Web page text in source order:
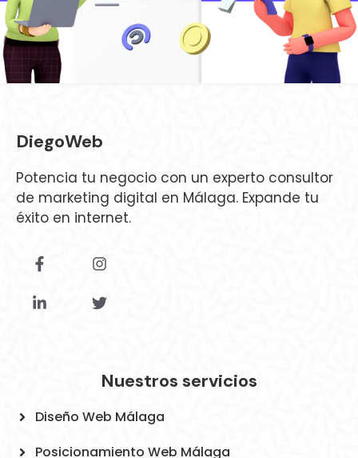
Lovmaipet
Diseño Web
Posicionamiento Web
DiegoWeb
Potencia tu negocio con un experto consultor
de marketing digital en Málaga. Expande tu
éxito en internet.
Nuestros servicios
Diseño Web Málaga
Posicionamiento Web Málaga